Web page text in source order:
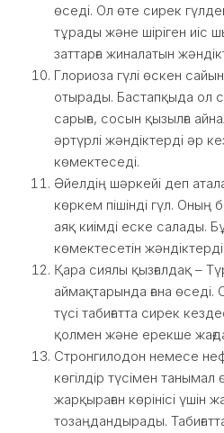
өседі. Ол өте сирек
тұрады және шіріген иіс
заттарға жиналатын
Глориоза гүлі өскен сайын
отырады. Бастапқыда ол
сарыға, сосын қызылға
әртүрлі жәндіктерді әр
көмектеседі.
Әйелдің шәркейі деп
көркем пішінді гүл. Оның
аяқ киімді еске салады.
көмектесетін
Қара сиялы қызғалдақ –
аймақтарында ғана
түсі табиғатта сирек
қолмен және ерекше
Стронгилодон немесе
көгілдір түсімен танымал
жарқыраған көрінісі үшін
тозаңдандырады.